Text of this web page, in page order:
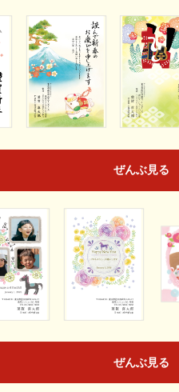
ぜんぶ見る
ぜんぶ見る